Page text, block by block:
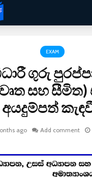
EXAM
ගුරු
සහ සීමිත)
අයදුම්පත්
ago Add comment